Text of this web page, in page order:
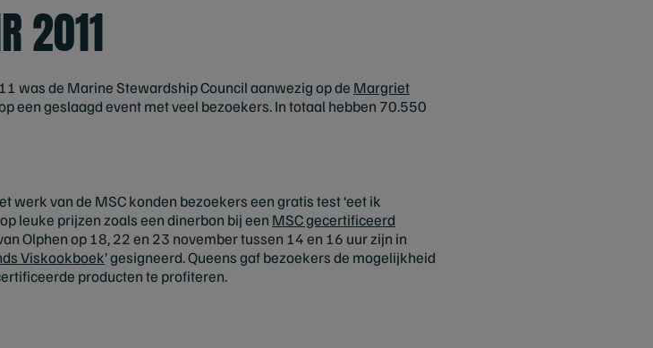
2011
was de Marine Stewardship Council aanwezig op de Margriet
een geslaagd event met veel bezoekers. In totaal hebben 70.550
van de MSC konden bezoekers een gratis test ‘eet ik
leuke prijzen zoals een dinerbon bij een MSC gecertificeerd
Olphen op 18, 22 en 23 november tussen 14 en 16 uur zijn in
Viskookboek’ gesigneerd. Queens gaf bezoekers de mogelijkheid
producten te profiteren.